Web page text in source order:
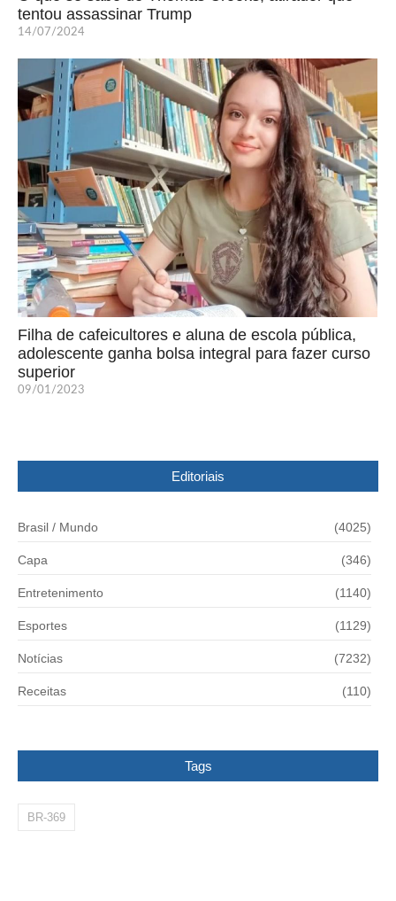
tentou assassinar Trump
14/07/2024
Filha de cafeicultores e aluna de escola pública,
adolescente ganha bolsa integral para fazer curso
superior
09/01/2023
Editoriais
Brasil / Mundo (4025)
Capa (346)
Entretenimento (1140)
Esportes (1129)
Notícias (7232)
Receitas (110)
Tags
BR-369